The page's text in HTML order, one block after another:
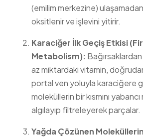
(emilim merkezine)
oksitlenir ve işlevini yitirir.
Karaciğer İlk Geçiş Etkisi
Metabolism):
az miktardaki vitamin,
portal ven yoluyla karaciğere
moleküllerin bir kısmını
algılayıp filtreleyerek parçalar.
Yağda Çözünen